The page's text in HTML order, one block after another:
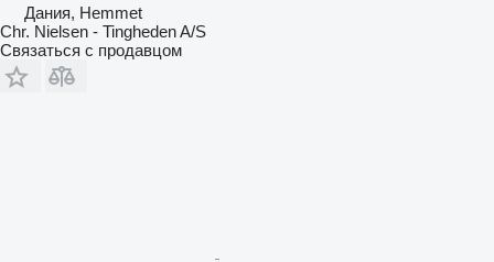
Дания, Hemmet
Chr. Nielsen - Tingheden A/S
Связаться с продавцом